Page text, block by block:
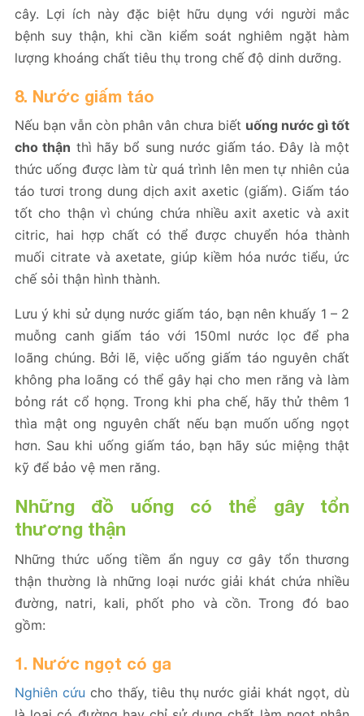
cây. Lợi ích này đặc biệt hữu dụng với người mắc
bệnh suy thận, khi cần kiểm soát nghiêm ngặt hàm
lượng khoáng chất tiêu thụ trong chế độ dinh dưỡng.
8. Nước giấm táo
Nếu bạn vẫn còn phân vân chưa biết uống nước gì tốt
cho thận thì hãy bổ sung nước giấm táo. Đây là một
thức uống được làm từ quá trình lên men tự nhiên của
táo tươi trong dung dịch axit axetic (giấm). Giấm táo
tốt cho thận vì chúng chứa nhiều axit axetic và axit
citric, hai hợp chất có thể được chuyển hóa thành
muối citrate và axetate, giúp kiềm hóa nước tiểu, ức
chế sỏi thận hình thành.
Lưu ý khi sử dụng nước giấm táo, bạn nên khuấy 1 – 2
muỗng canh giấm táo với 150ml nước lọc để pha
loãng chúng. Bởi lẽ, việc uống giấm táo nguyên chất
không pha loãng có thể gây hại cho men răng và làm
bỏng rát cổ họng. Trong khi pha chế, hãy thử thêm 1
thìa mật ong nguyên chất nếu bạn muốn uống ngọt
hơn. Sau khi uống giấm táo, bạn hãy súc miệng thật
kỹ để bảo vệ men răng.
Những đồ uống có thể gây tổn
thương thận
Những thức uống tiềm ẩn nguy cơ gây tổn thương
thận thường là những loại nước giải khát chứa nhiều
đường, natri, kali, phốt pho và cồn. Trong đó bao
gồm:
1. Nước ngọt có ga
Nghiên cứu cho thấy, tiêu thụ nước giải khát ngọt, dù